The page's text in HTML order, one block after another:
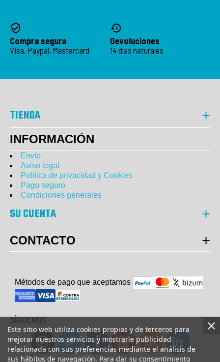
Este sitio web utiliza cookies propias y de terceros para
mejorar nuestros servicios y mostrarle publicidad
relacionada con sus preferencias mediante el análisis de
sus hábitos de navegación. Para dar su consentimiento
Compra segura
Visa, Paypal, Mastercard
Devoluciones
14 días naturales
TIENDA
INFORMACIÓN
Envío
Aviso legal
Política de privacidad y Cookies
Pago seguro
Condiciones generales
SU CUENTA
CONTACTO
Métodos de pago que aceptamos
SÍGUENOS